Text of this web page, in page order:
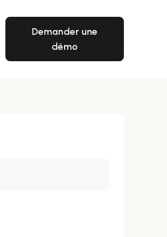
Demander une
démo